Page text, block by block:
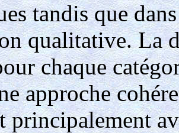
tandis que
qualitative. La
chaque
approche
principalement